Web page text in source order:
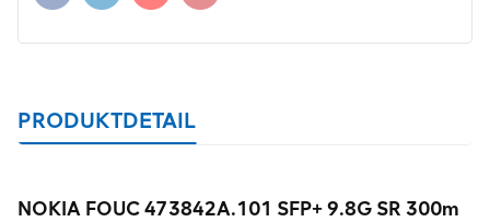
PRODUKTDETAIL
NOKIA FOUC 473842A.101 SFP+ 9.8G SR 300m